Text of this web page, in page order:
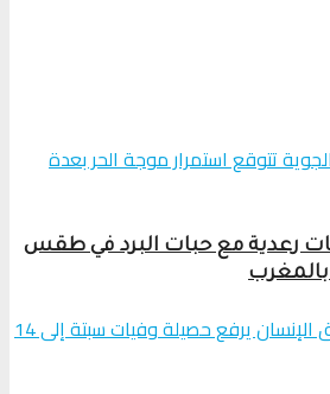
رعدية مع حبات البرد في طقس